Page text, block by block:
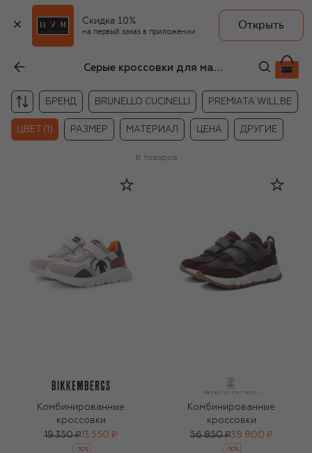
Скидка 10%
на первый заказ в приложении
Открыть
Серые кроссовки для мальчиков на липучке
БРЕНД BRUNELLO CUCINELLI PREMIATA WILL BE
ЦВЕТ (1) РАЗМЕР МАТЕРИАЛ ЦЕНА ДРУГИЕ
8 товаров
Комбинированные
кроссовки
19 350 ₽13 550 ₽
-30%
Комбинированные
кроссовки
56 850 ₽39 800 ₽
-30%